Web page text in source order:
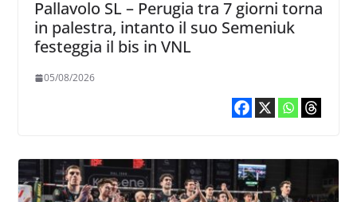
Pallavolo SL – Perugia tra 7 giorni torna
in palestra, intanto il suo Semeniuk
festeggia il bis in VNL
05/08/2026